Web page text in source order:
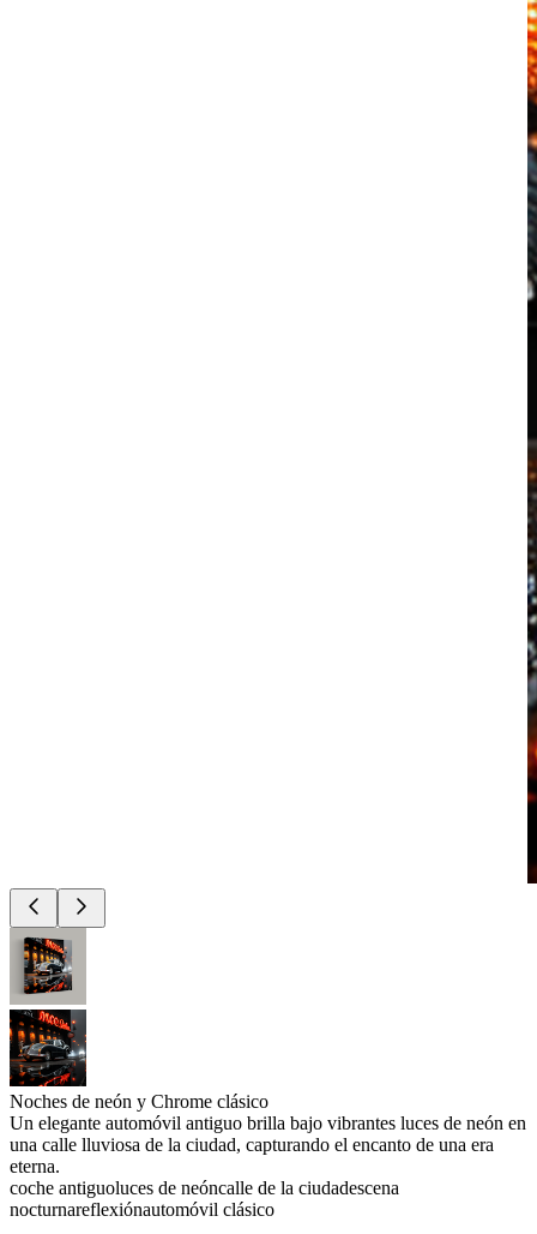
Noches de neón y Chrome clásico
Un elegante automóvil antiguo brilla bajo vibrantes luces de neón en
una calle lluviosa de la ciudad, capturando el encanto de una era
eterna.
coche antiguoluces de neóncalle de la ciudadescena
nocturnareflexiónautomóvil clásico